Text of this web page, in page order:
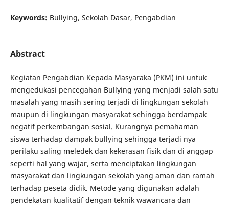
Keywords: Bullying, Sekolah Dasar, Pengabdian
Abstract
Kegiatan Pengabdian Kepada Masyaraka (PKM) ini untuk
mengedukasi pencegahan Bullying yang menjadi salah satu
masalah yang masih sering terjadi di lingkungan sekolah
maupun di lingkungan masyarakat sehingga berdampak
negatif perkembangan sosial. Kurangnya pemahaman
siswa terhadap dampak bullying sehingga terjadi nya
perilaku saling meledek dan kekerasan fisik dan di anggap
seperti hal yang wajar, serta menciptakan lingkungan
masyarakat dan lingkungan sekolah yang aman dan ramah
terhadap peseta didik. Metode yang digunakan adalah
pendekatan kualitatif dengan teknik wawancara dan